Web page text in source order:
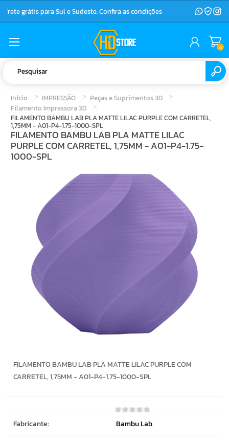
Frete grátis para Sul e Sudeste. Confira as condições
0
Início IMPRESSÃO
Peças e Suprimentos 3D
Filamento Impressora 3D
FILAMENTO BAMBU LAB PLA MATTE LILAC PURPLE COM CARRETEL,
1,75MM - A01-P4-1.75-1000-SPL
FILAMENTO BAMBU LAB PLA MATTE LILAC
PURPLE COM CARRETEL, 1,75MM - A01-P4-1.75-
1000-SPL
FILAMENTO BAMBU LAB PLA MATTE LILAC PURPLE COM
CARRETEL, 1,75MM - A01-P4-1.75-1000-SPL
Fabricante: Bambu Lab